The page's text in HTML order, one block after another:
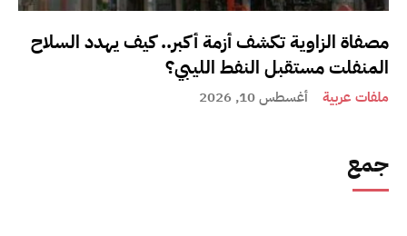
مصفاة الزاوية تكشف أزمة أكبر.. كيف يهدد السلاح
المنفلت مستقبل النفط الليبي؟
ملفات عربية أغسطس 10, 2026
جمع